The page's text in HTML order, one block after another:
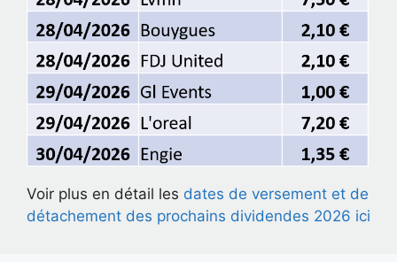
Voir plus en détail les dates de versement et de
détachement des prochains dividendes 2026 ici